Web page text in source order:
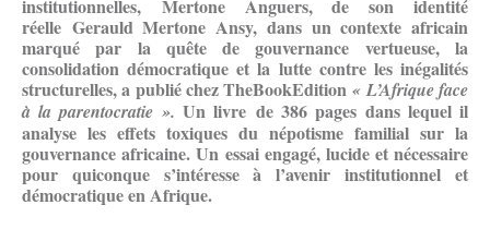
institutionnelles,
Mertone Anguers, de son identité
réelle Gerauld Mertone Ansy, dans un contexte africain
marqué par la quête de gouvernance vertueuse, la
consolidation démocratique et la lutte contre les inégalités
structurelles, a publié chez TheBookEdition « L’Afrique face
à la parentocratie».Un livre de 386 pages dans lequel il
analyse les effets toxiques du népotisme familial sur la
gouvernance africaine. Un essai engagé, lucide et nécessaire
pour quiconque s’intéresse à l’avenir institutionnel et
démocratique en Afrique.